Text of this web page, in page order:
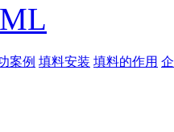
案例 填料安装 填料的作用